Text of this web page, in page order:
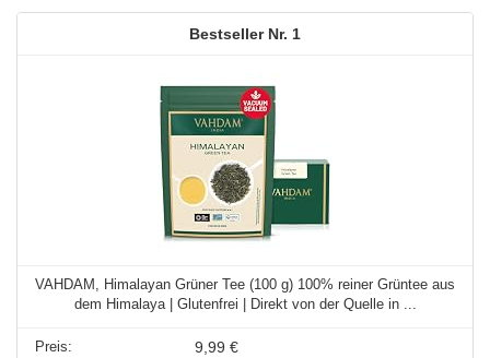
1
VAHDAM, Himalayan Grüner Tee (100 g) 100% reiner Grüntee aus
dem Himalaya | Glutenfrei | Direkt von der Quelle in ...
9,99 €